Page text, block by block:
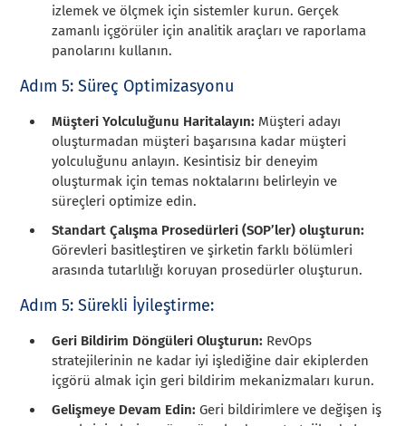
izlemek ve ölçmek için sistemler kurun. Gerçek
zamanlı içgörüler için analitik araçları ve raporlama
panolarını kullanın.
Adım 5: Süreç Optimizasyonu
Müşteri Yolculuğunu Haritalayın: Müşteri adayı
oluşturmadan müşteri başarısına kadar müşteri
yolculuğunu anlayın. Kesintisiz bir deneyim
oluşturmak için temas noktalarını belirleyin ve
süreçleri optimize edin.
Standart Çalışma Prosedürleri (SOP’ler) oluşturun:
Görevleri basitleştiren ve şirketin farklı bölümleri
arasında tutarlılığı koruyan prosedürler oluşturun.
Adım 5: Sürekli İyileştirme:
Geri Bildirim Döngüleri Oluşturun: RevOps
stratejilerinin ne kadar iyi işlediğine dair ekiplerden
içgörü almak için geri bildirim mekanizmaları kurun.
Gelişmeye Devam Edin:Geri bildirimlere ve değişen iş